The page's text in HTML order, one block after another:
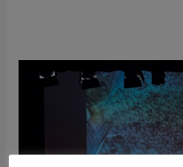
sin